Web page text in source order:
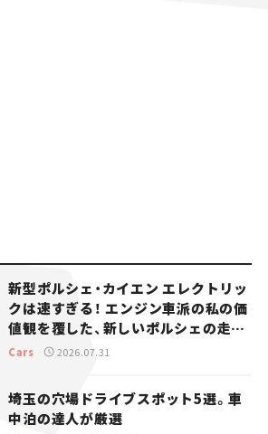
新型ポルシェ・カイエン エレクトリッ
クは速すぎる！ エンジン車派の私の価
値観を覆した、新しいポルシェの走
り。
Cars 2026.07.31
埼玉の穴場ドライブスポット5選。車
中泊の達人が厳選